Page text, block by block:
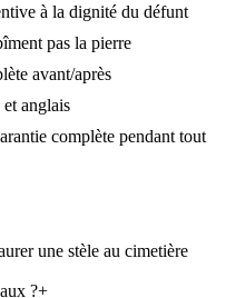
à la dignité du défunt
pas la pierre
avant/après
et anglais
complète pendant tout
une stèle au cimetière
?+